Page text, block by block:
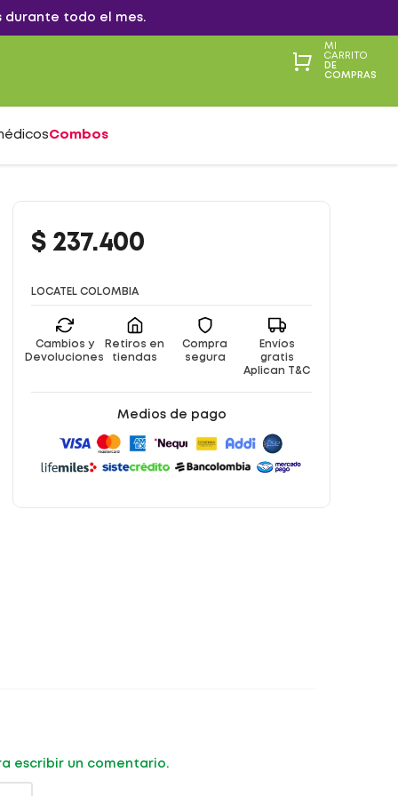
durante todo el mes.
MI
CARRITO
DE
COMPRAS
Combos
$ 237.400
LOCATEL COLOMBIA
Cambios y
Devoluciones
Retiros en
tiendas
Compra
segura
Envíos
gratis
Aplican T&C
Medios de pago
escribir un comentario.